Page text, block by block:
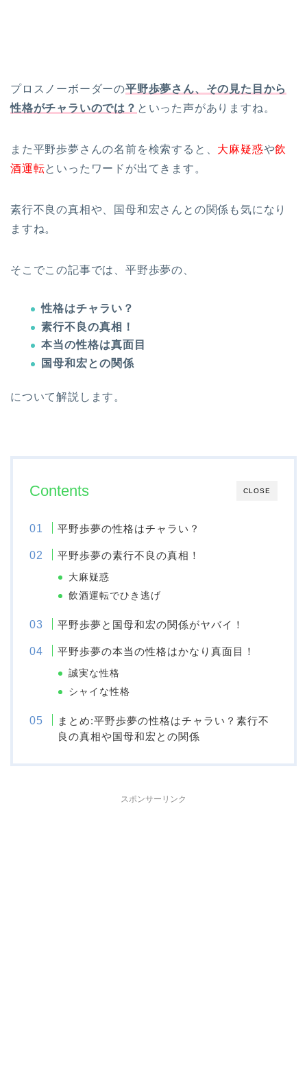
プロスノーボーダーの平野歩夢さん、その見た目から
性格がチャラいのでは？ といった声がありますね。
また平野歩夢さんの名前を検索すると、 大麻疑惑や飲
酒運転といったワードが出てきます。
素行不良の真相や、国母和宏さんとの関係も気になり
ますね。
そこでこの記事では、平野歩夢の、
性格はチャラい？
素行不良の真相！
本当の性格は真面目
国母和宏との関係
について解説します。
CLOSE
Contents
平野歩夢の性格はチャラい？
平野歩夢の素行不良の真相！
大麻疑惑
飲酒運転でひき逃げ
平野歩夢と国母和宏の関係がヤバイ！
平野歩夢の本当の性格はかなり真面目！
誠実な性格
シャイな性格
まとめ:平野歩夢の性格はチャラい？素行不
良の真相や国母和宏との関係
スポンサーリンク